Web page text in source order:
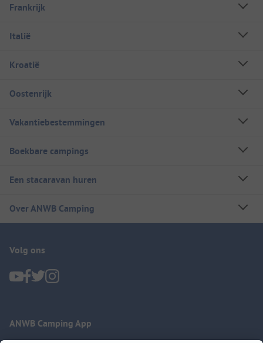
Frankrijk
Italië
Kroatië
Oostenrijk
Vakantiebestemmingen
Boekbare campings
Een stacaravan huren
Over ANWB Camping
Volg ons
ANWB Camping App